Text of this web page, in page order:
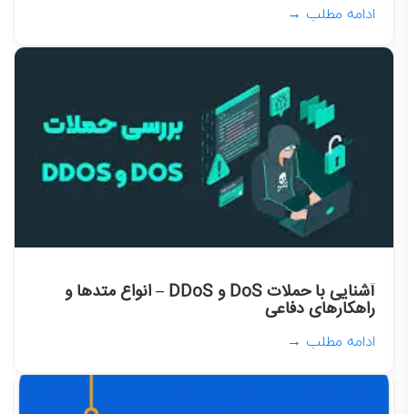
ادامه مطلب →
آشنایی با حملات DoS و DDoS – انواع متدها و
راهکارهای دفاعی
ادامه مطلب →